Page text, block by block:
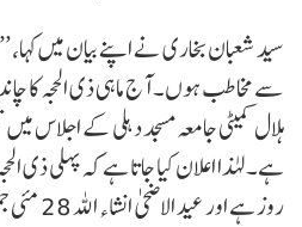
سید شعبان بخاری نے اپنے بیان میں
سے مخاطب ہوں۔ آج ماہی ذی الحجہ کا
ہلال کمیٹی جامعہ مسجد دہلی کے اجلاس
روز ہے اور عید الاضحیٰ انشاء اللہ 28 مئی جمعرات کے روز ہوگی۔‘‘